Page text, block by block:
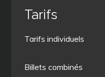
Tarifs
Tarifs individuels
Billets combinés